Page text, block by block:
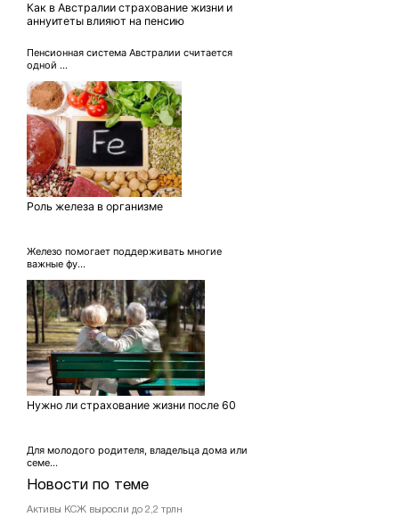
Новости по теме
Активы КСЖ выросли до 2,2 трлн
Как в Австралии страхование жизни и
аннуитеты влияют на пенсию
Пенсионная система Австралии считается
одной ...
Роль железа в организме
Железо помогает поддерживать многие
важные фу...
Нужно ли страхование жизни после 60
Для молодого родителя, владельца дома или
семе...